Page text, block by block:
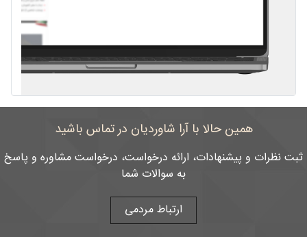
همین حالا با آرا شاوردیان در تماس باشید
ثبت نظرات و پیشنهادات، ارائه درخواست، درخواست مشاوره و پاسخ
به سوالات شما
ارتباط مردمی